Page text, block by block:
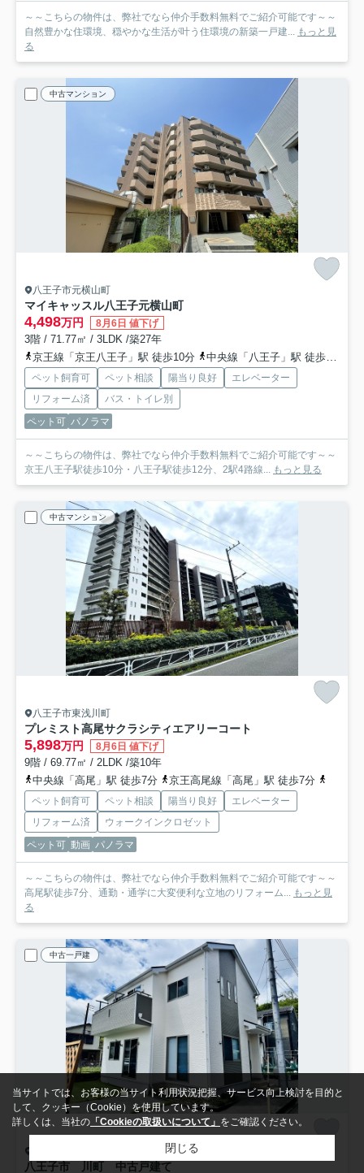
～～こちらの物件は、弊社でなら仲介手数料無料でご紹介可能です～～
自然豊かな住環境、穏やかな生活が叶う住環境の新築一戸建... もっと見
る
中古マンション
八王子市元横山町
マイキャッスル八王子元横山町
4,498万円 8月6日 値下げ
3階 / 71.77㎡ / 3LDK /築27年
京王線「京王八王子」駅 徒歩10分
中央線「八王子」駅 徒歩12分
ペット飼育可 ペット相談 陽当り良好
エレベーター
リフォーム済
バス・トイレ別
ペット可 パノラマ
～～こちらの物件は、弊社でなら仲介手数料無料でご紹介可能です～～
京王八王子駅徒歩10分・八王子駅徒歩12分、2駅4路線... もっと見る
中古マンション
八王子市東浅川町
プレミスト高尾サクラシティエアリーコート
5,898万円 8月6日 値下げ
9階 / 69.77㎡ / 2LDK /築10年
中央線「高尾」駅 徒歩7分
京王高尾線「高尾」駅 徒歩7分
ペット飼育可 ペット相談 陽当り良好
エレベーター
リフォーム済
ウォークインクロゼット
ペット可 動画 パノラマ
～～こちらの物件は、弊社でなら仲介手数料無料でご紹介可能です～～
高尾駅徒歩7分、通勤・通学に大変便利な立地のリフォーム... もっと見
る
中古一戸建
八王子市 川町 中古戸建て
当サイトでは、お客様の当サイト利用状況把握、サービス向上検討を目的と
して、クッキー（Cookie）を使用しています。
詳しくは、当社の 「Cookieの取扱いについて」 をご確認ください。
閉じる